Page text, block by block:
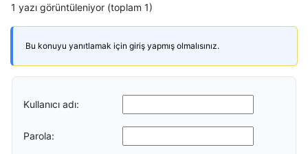
1 yazı görüntüleniyor (toplam 1)
Bu konuyu yanıtlamak için giriş yapmış olmalısınız.
Kullanıcı adı:
Parola: